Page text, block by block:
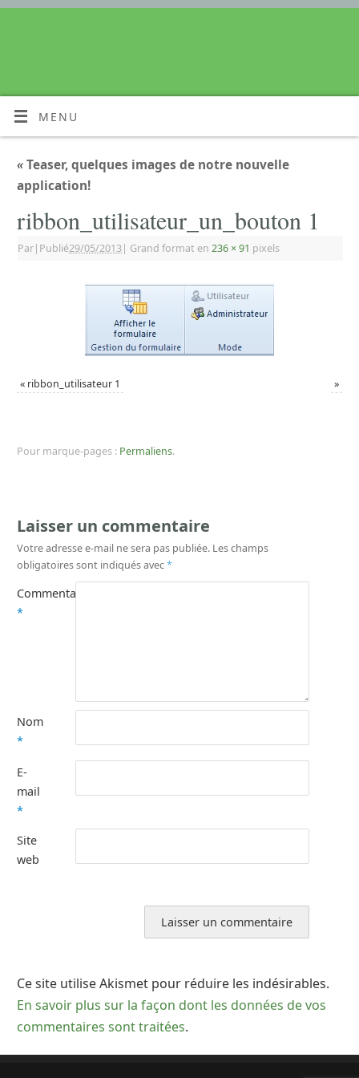
MENU
«Teaser, quelques images de notre nouvelle
application!
ribbon_utilisateur_un_bouton 1
Par| Publié29/05/2013| Grand format en 236 × 91 pixels
« ribbon_utilisateur 1 »
Pour marque-pages : Permaliens.
Laisser un commentaire
Votre adresse e-mail ne sera pas publiée. Les champs
obligatoires sont indiqués avec*
Commentaire
*
Nom
*
E-
mail
*
Site
web
Ce site utilise Akismet pour réduire les indésirables.
En savoir plus sur la façon dont les données de vos
commentaires sont traitées.